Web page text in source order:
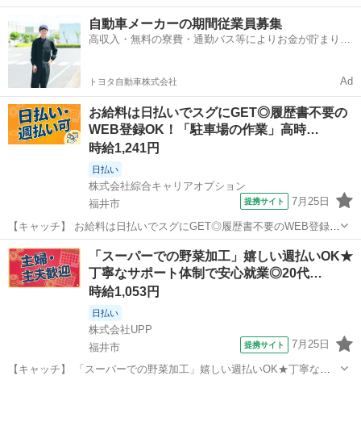
い。 アルバイト,パート 学歴不問、未経験者OK、普通免許をお持ちの
方 年齢不問、バイク通勤OK、車通勤OK、未経験歓迎
西春江ハートピア駅 ガソリンスタンド
自動車メーカーの期間従業員募集
高収入・無料の寮費・通勤バス等によりお金が貯まりや
トヨタ自動車株式会社 Ad
お給料は日払いでスグにGET◎履歴書不要の
WEB登録OK！「駐車場の作業」高時…
時給1,241円
日払い
株式会社綜合キャリアオプション
福井市
提携サイト 7月25日
【キャッチ】 お給料は日払いでスグにGET◎履歴書不要のWEB登録
OK！「駐車場の作業」高時給1241円！福井城址大名町周辺！20代～
40代のスタッフが多数活躍中★ 【コメント】 製造のお仕事が豊富★未
経験で働いてみたい方...
福井 福井市 その他
「スーパーでの野菜加工」嬉しい週払いOK★
丁寧なサポート体制で安心就業◎20代…
時給1,053円
日払い
株式会社UPP
福井市
提携サイト 7月25日
【キャッチ】 「スーパーでの野菜加工」嬉しい週払いOK★丁寧なサ